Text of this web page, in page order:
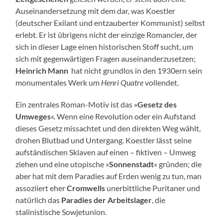
Auseinandersetzung mit dem dar, was Koestler
(deutscher Exilant und entzauberter Kommunist) selbst
erlebt. Er ist übrigens nicht der einzige Romancier, der
sich in dieser Lage einen historischen Stoff sucht, um
sich mit gegenwärtigen Fragen auseinanderzusetzen;
Heinrich Mann hat nicht grundlos in den 1930ern sein
monumentales Werk um Henri Quatrevollendet.
Ein zentrales Roman-Motiv ist das »Gesetz des
Umweges«. Wenn eine Revolution oder ein Aufstand
dieses Gesetz missachtet und den direkten Weg wählt,
drohen Blutbad und Untergang. Koestler lässt seine
aufständischen Sklaven auf einen – fiktiven – Umweg
ziehen und eine utopische »Sonnenstadt« gründen; die
aber hat mit dem Paradies auf Erden wenig zu tun, man
assoziiert eherCromwells unerbittliche Puritaner und
natürlich das Paradies der Arbeitslager, die
stalinistische Sowjetunion.